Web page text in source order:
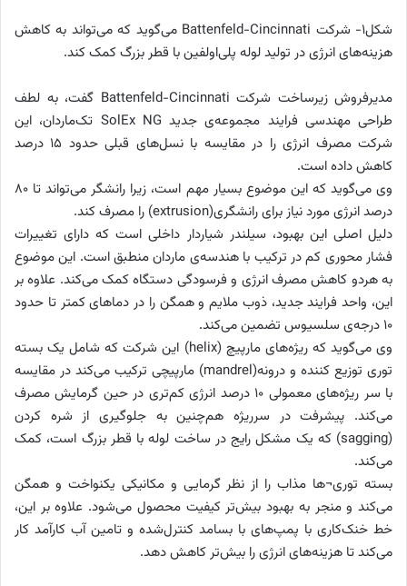
شکل1- شرکت Battenfeld-Cincinnati می‌‌گوید که می‌‌تواند به کاهش
هزینه‌‌های انرژی در تولید لوله پلی‌‌اولفین با قطر بزرگ کمک کند.
مدیرفروش زیرساخت شرکت Battenfeld-Cincinnati گفت، به لطف
طراحی مهندسی فرایند مجموعه‌ی جدید SolEx NG تک‌‌ماردان، این
شرکت مصرف انرژی را در مقایسه با نسل‌‌های قبلی حدود 15 درصد
کاهش داده است.
وی می‌‌گوید که این موضوع بسیار مهم است، زیرا رانشگر می‌‌تواند تا 80
درصد انرژی مورد نیاز برای رانشگری(extrusion) را مصرف کند.
دلیل اصلی این بهبود، سیلندر شیاردار داخلی است که دارای تغییرات
فشار محوری کم در ترکیب با هندسه‌ی ماردان منطبق است. این موضوع
به هردو کاهش مصرف انرژی و فرسودگی دستگاه کمک می‌‌کند. علاوه بر
این، واحد فرایند جدید، ذوب‌‌ ملایم و همگن را در دماهای کمتر تا حدود
10 درجه‌ی سلسیوس تضمین می‌‌کند.
وی می‌گوید که ریژه‌‌های مارپیچ (helix) این شرکت که شامل یک بسته
توری توزیع کننده و درونه(mandrel) مارپیچی ترکیب می‌کند در مقایسه
با سر ریژه‌‌های معمولی 10 درصد انرژی کم‌تری در حین گرمایش مصرف
می‌کند. پیشرفت در سرریژه هم‌چنین به جلوگیری از شره کردن
(sagging) که یک مشکل رایج در ساخت لوله با قطر بزرگ است، کمک
می‌‌کند.
بسته توری¬ها مذاب را از نظر گرمایی و مکانیکی یکنواخت و همگن
می‌‌کند و منجر به بهبود بیش‌تر کیفیت محصول می‌‌شود. علاوه بر این،
خط خنک‌‌کاری با پمپ‌‌های با بسامد کنترل‌‌شده و تامین آب کارآمد کار
می‌‌کند تا هزینه‌‌های انرژی را بیش‌تر کاهش دهد.